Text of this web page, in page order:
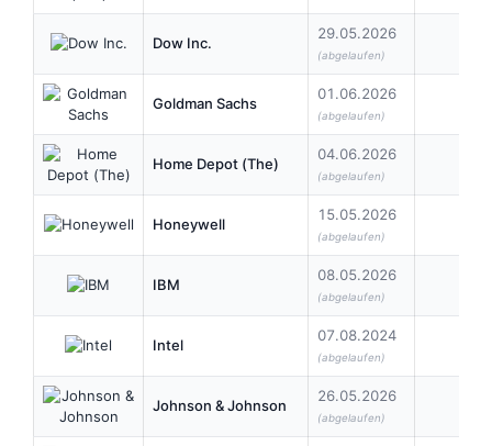
Dow Inc.
29.05.2026
(abgelaufen)
Goldman Sachs
01.06.2026
(abgelaufen)
Home Depot (The)
04.06.2026
(abgelaufen)
Honeywell
15.05.2026
(abgelaufen)
IBM
08.05.2026
(abgelaufen)
Intel
07.08.2024
(abgelaufen)
Johnson & Johnson
26.05.2026
(abgelaufen)